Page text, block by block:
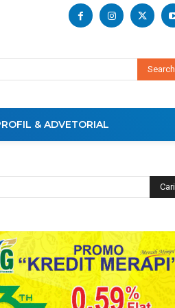
Search
& ADVETORIAL